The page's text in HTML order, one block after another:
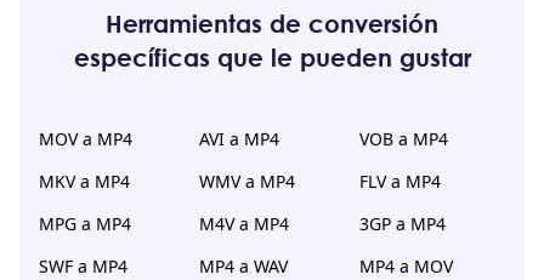
Herramientas de conversión
específicas que le pueden gustar
MOV a MP4 AVI a MP4
VOB a MP4
MKV a MP4
WMV a MP4
FLV a MP4
MPG a MP4
M4V a MP4
3GP a MP4
SWF a MP4
MP4 a WAV
MP4 a MOV